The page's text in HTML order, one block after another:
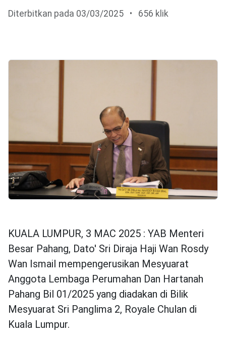
Diterbitkan pada 03/03/2025 • 656 klik
KUALA LUMPUR, 3 MAC 2025 : YAB Menteri
Besar Pahang, Dato' Sri Diraja Haji Wan Rosdy
Wan Ismail mempengerusikan Mesyuarat
Anggota Lembaga Perumahan Dan Hartanah
Pahang Bil 01/2025 yang diadakan di Bilik
Mesyuarat Sri Panglima 2, Royale Chulan di
Kuala Lumpur.